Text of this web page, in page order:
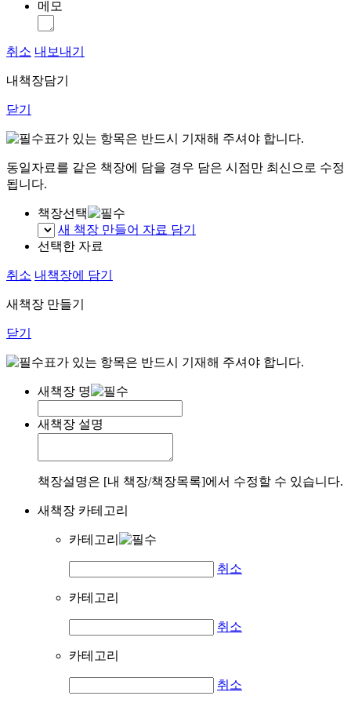
메모
취소 내보내기
내책장담기
닫기
표가 있는 항목은 반드시 기재해 주셔야 합니다.
동일자료를 같은 책장에 담을 경우 담은 시점만 최신으로 수정
됩니다.
책장선택
새 책장 만들어 자료 담기
선택한 자료
취소 내책장에 담기
새책장 만들기
닫기
표가 있는 항목은 반드시 기재해 주셔야 합니다.
새책장 명
새책장 설명
책장설명은 [내 책장/책장목록]에서 수정할 수 있습니다.
새책장 카테고리
카테고리
취소
카테고리
취소
카테고리
취소